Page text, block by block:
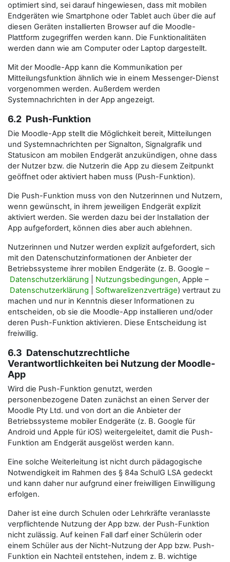
optimiert sind, sei darauf hingewiesen, dass mit mobilen
Endgeräten wie Smartphone oder Tablet auch über die auf
diesen Geräten installierten Browser auf die Moodle-
Plattform zugegriffen werden kann. Die Funktionalitäten
werden dann wie am Computer oder Laptop dargestellt.
Mit der Moodle-App kann die Kommunikation per
Mitteilungsfunktion ähnlich wie in einem Messenger-Dienst
vorgenommen werden. Außerdem werden
Systemnachrichten in der App angezeigt.
6.2 Push-Funktion
Die Moodle-App stellt die Möglichkeit bereit, Mitteilungen
und Systemnachrichten per Signalton, Signalgrafik und
Statusicon am mobilen Endgerät anzukündigen, ohne dass
der Nutzer bzw. die Nutzerin die App zu diesem Zeitpunkt
geöffnet oder aktiviert haben muss (Push-Funktion).
Die Push-Funktion muss von den Nutzerinnen und Nutzern,
wenn gewünscht, in ihrem jeweiligen Endgerät explizit
aktiviert werden. Sie werden dazu bei der Installation der
App aufgefordert, können dies aber auch ablehnen.
Nutzerinnen und Nutzer werden explizit aufgefordert, sich
mit den Datenschutzinformationen der Anbieter der
Betriebssysteme ihrer mobilen Endgeräte (z. B. Google –
Datenschutzerklärung
Nutzungsbedingungen, Apple –
Datenschutzerklärung
Softwarelizenzverträge) vertraut zu
machen und nur in Kenntnis dieser Informationen zu
entscheiden, ob sie die Moodle-App installieren und/oder
deren Push-Funktion aktivieren. Diese Entscheidung ist
freiwillig.
6.3 Datenschutzrechtliche
Verantwortlichkeiten bei Nutzung der Moodle-
App
Wird die Push-Funktion genutzt, werden
personenbezogene Daten zunächst an einen Server der
Moodle Pty Ltd. und von dort an die Anbieter der
Betriebssysteme mobiler Endgeräte (z. B. Google für
Android und Apple für iOS) weitergeleitet, damit die Push-
Funktion am Endgerät ausgelöst werden kann.
Eine solche Weiterleitung ist nicht durch pädagogische
Notwendigkeit im Rahmen des § 84a SchulG LSA gedeckt
und kann daher nur aufgrund einer freiwilligen Einwilligung
erfolgen.
Daher ist eine durch Schulen oder Lehrkräfte veranlasste
verpflichtende Nutzung der App bzw. der Push-Funktion
nicht zulässig. Auf keinen Fall darf einer Schülerin oder
einem Schüler aus der Nicht-Nutzung der App bzw. Push-
Funktion ein Nachteil entstehen, indem z. B. wichtige